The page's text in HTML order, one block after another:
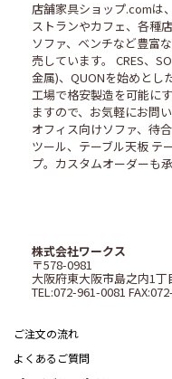
店舗家具ショップ.comは
ストランやカフェ、各種
ソファ、ベンチなど豊富
売しています。 CRES、
金属)、QUONを始めとし
工場で格安製造を可能に
ますので、お気軽にお問
オフィス向けソファ、待
ツール、テーブル天板 テ
プ。カスタムオーダーも承
株式会社ワークス
〒578-0981
大阪府東大阪市島之内1丁
TEL:072-961-0081
ご注文の流れ
よくあるご質問